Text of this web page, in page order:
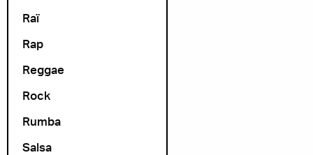
Raï
Rap
Reggae
Rock
Rumba
Salsa